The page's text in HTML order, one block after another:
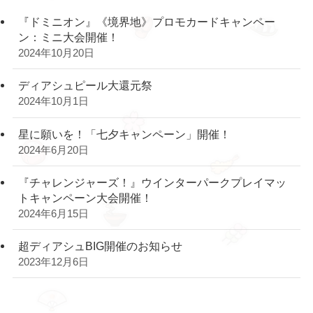
『ドミニオン』《境界地》プロモカードキャンペー
ン：ミニ大会開催！
2024年10月20日
ディアシュピール大還元祭
2024年10月1日
星に願いを！「七夕キャンペーン」開催！
2024年6月20日
『チャレンジャーズ！』ウインターパークプレイマッ
トキャンペーン大会開催！
2024年6月15日
超ディアシュBIG開催のお知らせ
2023年12月6日